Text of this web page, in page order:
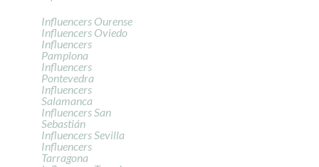
Influencers Ourense
Influencers Oviedo
Influencers
Pamplona
Influencers
Pontevedra
Influencers
Salamanca
Influencers San
Sebastián
Influencers Sevilla
Influencers
Tarragona